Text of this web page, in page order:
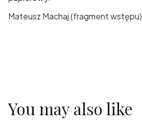
Mateusz Machaj (fragment wstępu)
You may also like